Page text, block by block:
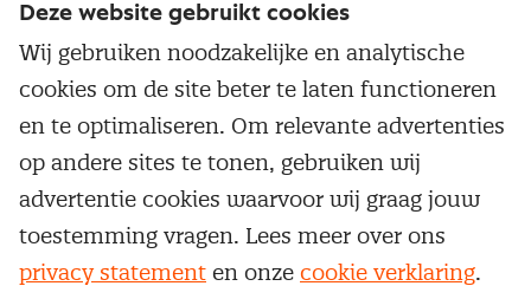
Service & contact
Over inkoop
Netwerk en communities
Aanmelden nieuwsbrief
Word lid van Nevi
Populaire thema's
Aanbesteden
Contractmanagement
Kostenmanagement
Onderhandelen
Opleidingen en trainingen
Trainingen
Opleidingen
Maatwerk
Cookievoorkeuren beherenOnzealgemene
Deze website gebruikt cookies
Wij gebruiken noodzakelijke en analytische
cookies om de site beter te laten functioneren
en te optimaliseren. Om relevante advertenties
op andere sites te tonen, gebruiken wij
advertentie cookies waarvoor wij graag jouw
toestemming vragen. Lees meer over ons
privacy statement en onze cookie verklaring.